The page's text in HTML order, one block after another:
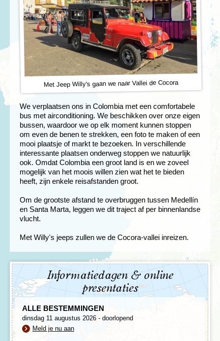
Met Jeep Willy's gaan we naar Vallei de Cocora
We verplaatsen ons in Colombia met een comfortabele
bus met airconditioning. We beschikken over onze eigen
bussen, waardoor we op elk moment kunnen stoppen
om even de benen te strekken, een foto te maken of een
mooi plaatsje of markt te bezoeken. In verschillende
interessante plaatsen onderweg stoppen we natuurlijk
ook. Omdat Colombia een groot land is en we zoveel
mogelijk van het moois willen zien wat het te bieden
heeft, zijn enkele reisafstanden groot.
Om de grootste afstand te overbruggen tussen Medellín
en Santa Marta, leggen we dit traject af per binnenlandse
vlucht.
Met Willy's jeeps zullen we de Cocora-vallei inreizen.
Informatiedagen & online
presentaties
ALLE BESTEMMINGEN
dinsdag 11 augustus 2026 - doorlopend
Meld je nu aan